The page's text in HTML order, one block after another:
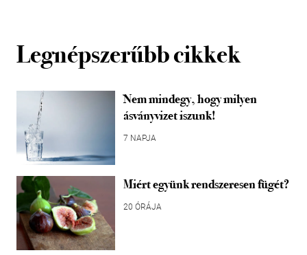
Legnépszerűbb cikkek
Nem mindegy, hogy milyen
ásványvizet iszunk!
7 NAPJA
Miért együnk rendszeresen fügét?
20 ÓRÁJA